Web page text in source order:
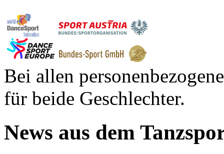
Bei allen
für beide Geschlechter.
News aus dem